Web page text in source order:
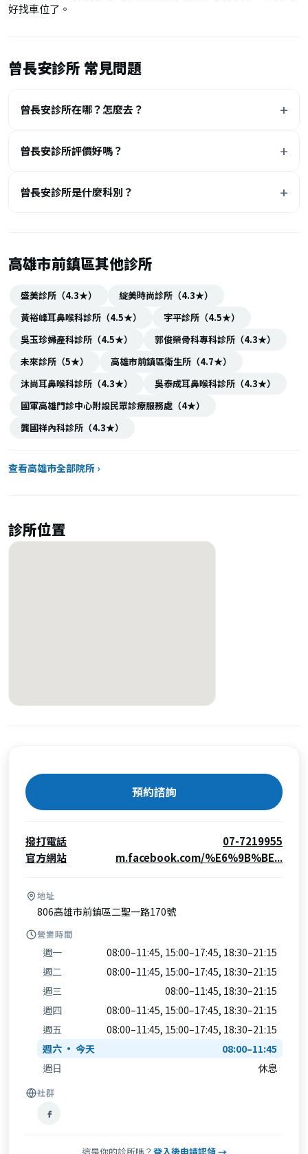
好找車位了。
曾長安診所 常見問題
曾長安診所在哪？怎麼去？
曾長安診所評價好嗎？
曾長安診所是什麼科別？
高雄市前鎮區其他診所
盛美診所（4.3★）
綻美時尚診所（4.3★）
黃裕峰耳鼻喉科診所（4.5★）
宇平診所（4.5★）
吳玉珍婦產科診所（4.5★）
郭俊榮骨科專科診所（4.3★）
未來診所（5★）
高雄市前鎮區衛生所（4.7★）
沐尚耳鼻喉科診所（4.3★）
吳泰成耳鼻喉科診所（4.3★）
國軍高雄門診中心附設民眾診療服務處（4★）
龔國祥內科診所（4.3★）
查看高雄市全部院所 ›
診所位置
預約諮詢
撥打電話
07-7219955
官方網站
m.facebook.com/%E6%9B%BE...
地址
806高雄市前鎮區二聖一路170號
營業時間
週一
08:00–11:45, 15:00–17:45, 18:30–21:15
週二
08:00–11:45, 15:00–17:45, 18:30–21:15
週三
08:00–11:45, 18:30–21:15
週四
08:00–11:45, 15:00–17:45, 18:30–21:15
週五
08:00–11:45, 15:00–17:45, 18:30–21:15
週六
08:00–11:45
週日
休息
社群